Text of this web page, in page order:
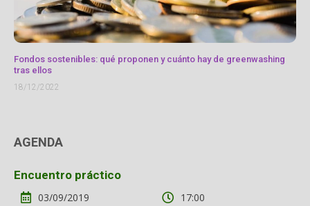
Fondos sostenibles: qué proponen y cuánto hay de greenwashing
tras ellos
18/12/2022
AGENDA
Encuentro práctico
03/09/2019
17:00